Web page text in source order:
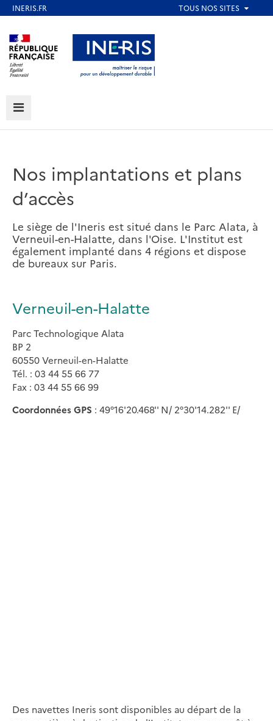
au
contenu
principal
Aller au contenu Aller au menu
Aller au pied de page
MENU
Nos implantations et plans
d’accès
Le siège de l'Ineris est situé dans le Parc Alata, à
Verneuil-en-Halatte, dans l'Oise. L'Institut est
également implanté dans 4 régions et dispose
de bureaux sur Paris.
Verneuil-en-Halatte
Parc Technologique Alata
BP 2
60550 Verneuil-en-Halatte
Tél. : 03 44 55 66 77
Fax : 03 44 55 66 99
Coordonnées GPS : 49°16'20.468'' N/ 2°30'14.282'' E/
Des navettes Ineris sont disponibles au départ de la